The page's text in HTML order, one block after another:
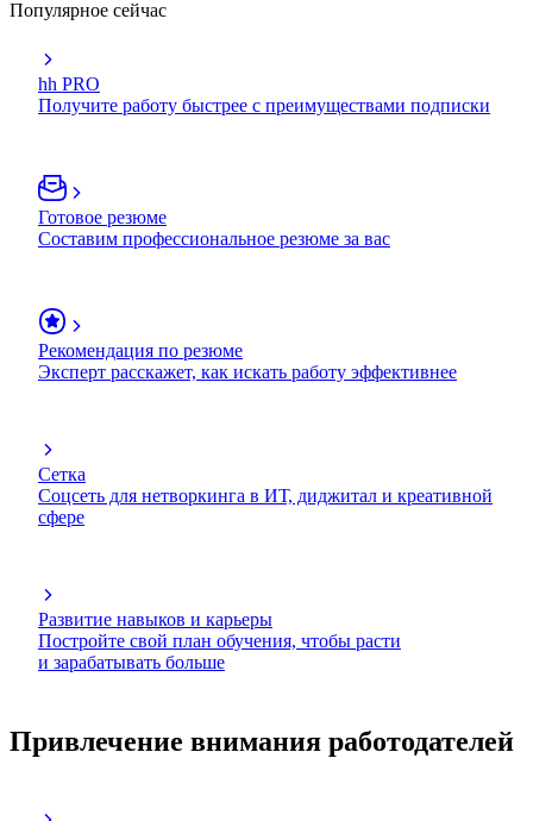
Популярное сейчас
hh PRO
Получите работу быстрее с преимуществами подписки
Готовое резюме
Составим профессиональное резюме за вас
Рекомендация по резюме
Эксперт расскажет, как искать работу эффективнее
Сетка
Соцсеть для нетворкинга в ИТ, диджитал и креативной
сфере
Развитие навыков и карьеры
Постройте свой план обучения, чтобы расти
и зарабатывать больше
Привлечение внимания работодателей